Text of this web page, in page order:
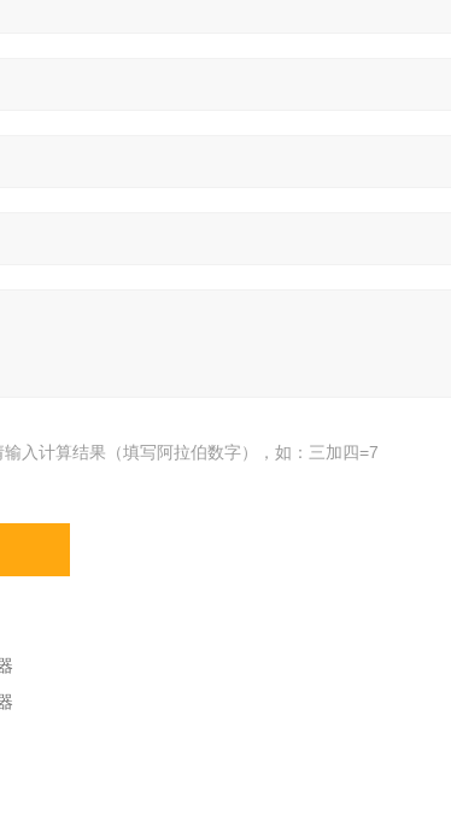
输入计算结果（填写阿拉伯数字），如：三加四=7